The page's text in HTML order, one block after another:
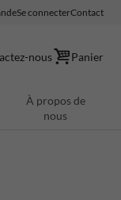
Se connecterContact
nous Panier
À propos de
nous